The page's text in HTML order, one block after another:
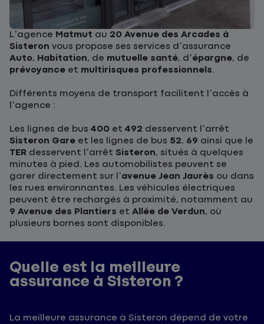
L’agence Matmut au 20 Avenue des Arcades à
Sisteron vous propose ses services d’assurance
Auto, Habitation, de mutuelle santé, d’épargne, de
prévoyance et multirisques professionnels.
Différents moyens de transport facilitent l’accès à
l’agence :
Les lignes de bus 400 et 492 desservent l’arrêt
Sisteron Gare et les lignes de bus 52, 69 ainsi que le
TER desservent l’arrêt Sisteron, situés à quelques
minutes à pied. Les automobilistes peuvent se
garer directement sur l’avenue Jean Jaurès ou dans
les rues environnantes. Les véhicules électriques
peuvent être rechargés à proximité, notamment au
9 Avenue des Plantiers et Allée de Verdun, où
plusieurs bornes sont disponibles.
Quelle est la meilleure
assurance à Sisteron ?
La meilleure assurance à Sisteron dépend de votre